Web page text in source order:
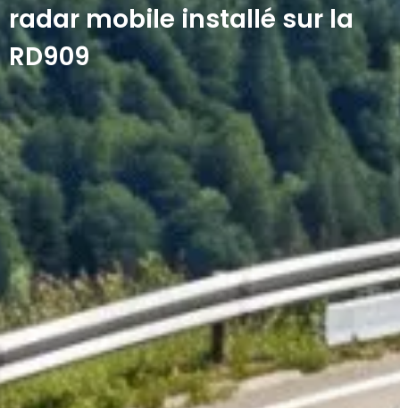
radar mobile installé sur la
RD909